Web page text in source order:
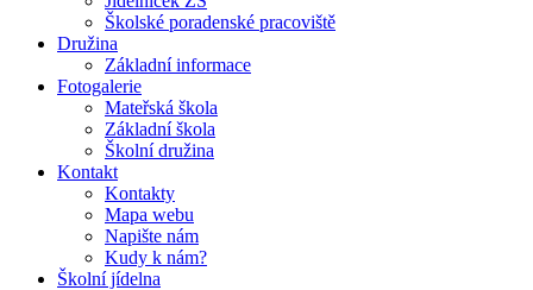
Školské poradenské pracoviště
Družina
Základní informace
Fotogalerie
Mateřská škola
Základní škola
Školní družina
Kontakt
Kontakty
Mapa webu
Napište nám
Kudy k nám?
Školní jídelna